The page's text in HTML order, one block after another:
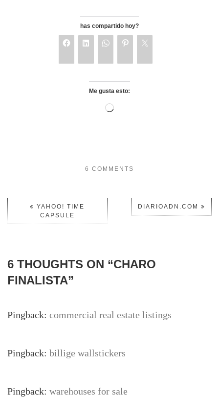
has compartido hoy?
Me gusta esto:
6 COMMENTS
YAHOO! TIME
CAPSULE
DIARIOADN.COM
6 THOUGHTS ON “CHARO
FINALISTA”
Pingback: commercial real estate listings
Pingback: billige wallstickers
Pingback: warehouses for sale